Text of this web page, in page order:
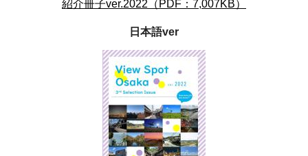
紹介冊子ver.2022（PDF：7,007KB）
日本語ver